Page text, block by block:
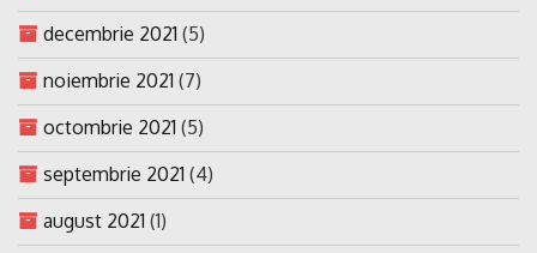
decembrie 2021 (5)
noiembrie 2021 (7)
octombrie 2021 (5)
septembrie 2021 (4)
august 2021 (1)